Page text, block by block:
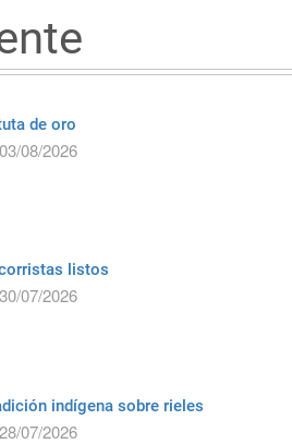
de oro
08/2026
listos
07/2026
indígena sobre rieles
07/2026